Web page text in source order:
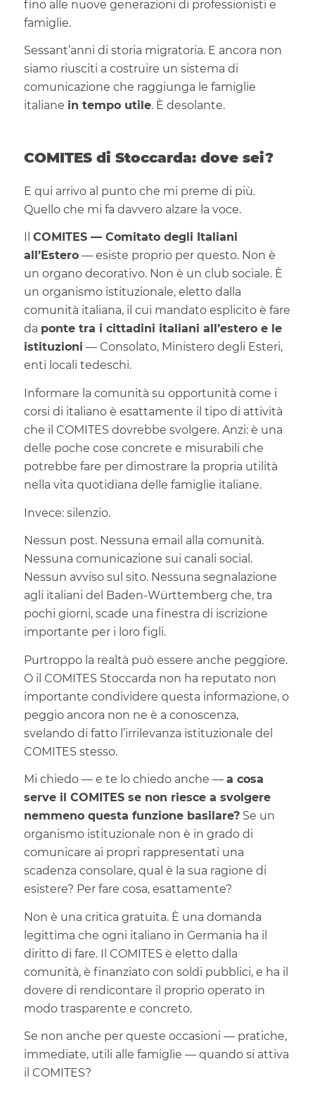
fino alle nuove generazioni di professionisti e
famiglie.
Sessant’anni di storia migratoria. E ancora non
siamo riusciti a costruire un sistema di
comunicazione che raggiunga le famiglie
italiane in tempo utile. È desolante.
COMITES di Stoccarda: dove sei?
E qui arrivo al punto che mi preme di più.
Quello che mi fa davvero alzare la voce.
COMITES — Comitato degli Italiani
all’Estero— esiste proprio per questo. Non è
un organo decorativo. Non è un club sociale. È
un organismo istituzionale, eletto dalla
comunità italiana, il cui mandato esplicito è fare
da ponte tra i cittadini italiani all’estero e le
istituzioni — Consolato, Ministero degli Esteri,
enti locali tedeschi.
Informare la comunità su opportunità come i
corsi di italiano è esattamente il tipo di attività
che il COMITES dovrebbe svolgere. Anzi: è una
delle poche cose concrete e misurabili che
potrebbe fare per dimostrare la propria utilità
nella vita quotidiana delle famiglie italiane.
Invece: silenzio.
Nessun post. Nessuna email alla comunità.
Nessuna comunicazione sui canali social.
Nessun avviso sul sito. Nessuna segnalazione
agli italiani del Baden-Württemberg che, tra
pochi giorni, scade una finestra di iscrizione
importante per i loro figli.
Purtroppo la realtà può essere anche peggiore.
O il COMITES Stoccarda non ha reputato non
importante condividere questa informazione, o
peggio ancora non ne è a conoscenza,
svelando di fatto l’irrilevanza istituzionale del
COMITES stesso.
Mi chiedo — e te lo chiedo anche — a cosa
serve il COMITES se non riesce a svolgere
nemmeno questa funzione basilare?Se un
organismo istituzionale non è in grado di
comunicare ai propri rappresentati una
scadenza consolare, qual è la sua ragione di
esistere? Per fare cosa, esattamente?
Non è una critica gratuita. È una domanda
legittima che ogni italiano in Germania ha il
diritto di fare. Il COMITES è eletto dalla
comunità, è finanziato con soldi pubblici, e ha il
dovere di rendicontare il proprio operato in
modo trasparente e concreto.
Se non anche per queste occasioni — pratiche,
immediate, utili alle famiglie — quando si attiva
il COMITES?